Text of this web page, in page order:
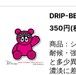
DRIP-
350円(
商品：
耐候・
と多少
濃淡に